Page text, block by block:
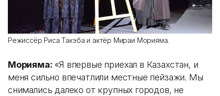
Режиссёр Риса Такэба и актёр Мираи Морияма.
Морияма: «Я впервые приехал в Казахстан, и
меня сильно впечатлили местные пейзажи. Мы
снимались далеко от крупных городов, не